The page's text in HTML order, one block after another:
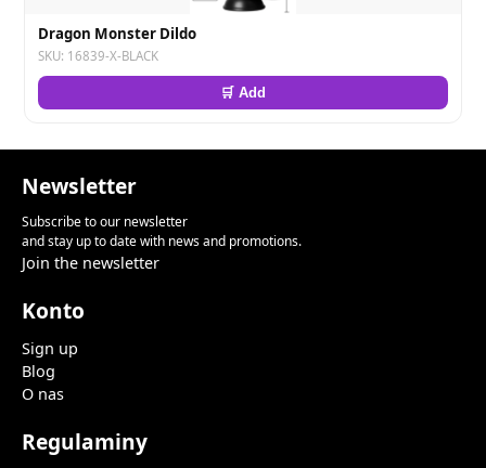
Dragon Monster Dildo
SKU: 16839-X-BLACK
🛒 Add
Newsletter
Subscribe to our newsletter
and stay up to date with news and promotions.
Join the newsletter
Konto
Sign up
Blog
O nas
Regulaminy